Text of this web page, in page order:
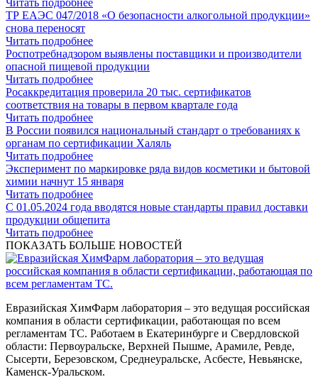
ТР ЕАЭС 047/2018 «О безопасности алкогольной продукции»
снова переносят
Читать подробнее
Роспотребнадзором выявлены поставщики и производители
опасной пищевой продукции
Читать подробнее
Росаккредитация проверила 20 тыс. сертификатов
соответствия на товары в первом квартале года
Читать подробнее
В России появился национальный стандарт о требованиях к
органам по сертификации Халяль
Читать подробнее
Эксперимент по маркировке ряда видов косметики и бытовой
химии начнут 15 января
Читать подробнее
С 01.05.2024 года вводятся новые стандарты правил доставки
продукции общепита
Читать подробнее
ПОКАЗАТЬ БОЛЬШЕ НОВОСТЕЙ
Евразийская ХимФарм лаборатория – это ведущая российская
компания в области сертификации, работающая по всем
регламентам ТС. Работаем в Екатеринбурге и Свердловской
области: Первоуральске, Верхней Пышме, Арамиле, Ревде,
Сысерти, Березовском, Среднеуральске, Асбесте, Невьянске,
Каменск-Уральском.